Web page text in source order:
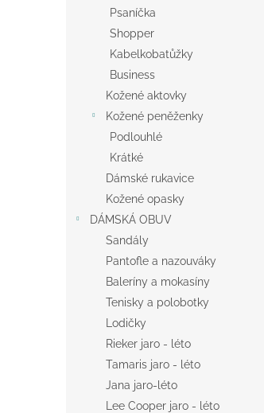
Psaníčka
Shopper
Kabelkobatůžky
Business
Kožené aktovky
Kožené peněženky
Podlouhlé
Krátké
Dámské rukavice
Kožené opasky
DÁMSKÁ OBUV
Sandály
Pantofle a nazouváky
Baleríny a mokasíny
Tenisky a polobotky
Lodičky
Rieker jaro - léto
Tamaris jaro - léto
Jana jaro-léto
Lee Cooper jaro - léto